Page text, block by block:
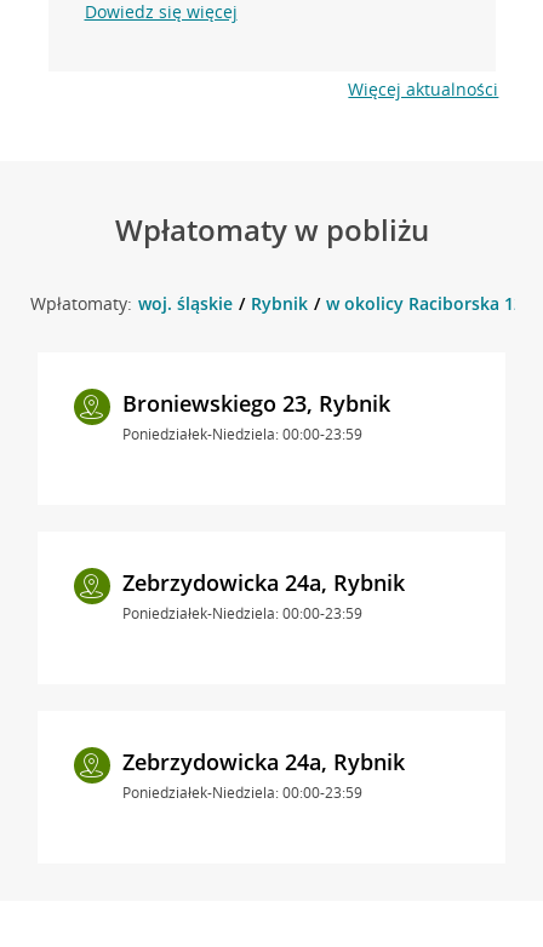
Dowiedz się więcej
Więcej aktualności
Wpłatomaty w pobliżu
Wpłatomaty: woj. śląskie Rybnik w okolicy Raciborska 121
Broniewskiego 23, Rybnik
Poniedziałek-Niedziela: 00:00-23:59
Zebrzydowicka 24a, Rybnik
Poniedziałek-Niedziela: 00:00-23:59
Zebrzydowicka 24a, Rybnik
Poniedziałek-Niedziela: 00:00-23:59